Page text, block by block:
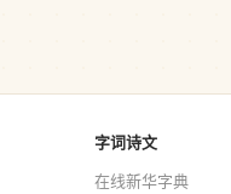
字词诗文
在线新华字典